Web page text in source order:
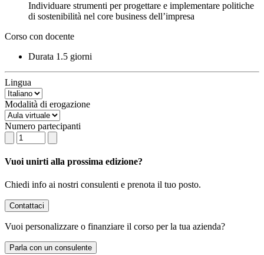
Individuare strumenti per progettare e implementare politiche
di sostenibilità nel core business dell’impresa
Corso con docente
Durata 1.5 giorni
Lingua
Modalità di erogazione
Numero partecipanti
Vuoi unirti alla prossima edizione?
Chiedi info ai nostri consulenti e prenota il tuo posto.
Contattaci
Vuoi personalizzare o finanziare il corso per la tua azienda?
Parla con un consulente